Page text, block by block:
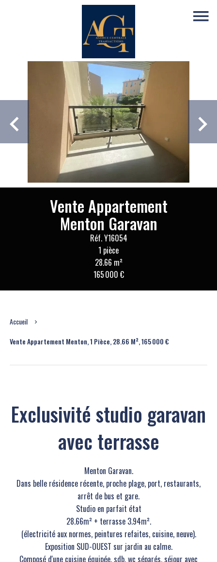
Vente Appartement
Menton Garavan
Réf. Y16054
1 pièce
28.66 m²
165 000 €
Accueil
Vente Appartement Menton, 1 Pièce, 28.66 M², 165 000 €
Exclusivité studio garavan
avec terrasse
Menton Garavan.
Dans belle résidence récente, proche plage, port, restaurants,
arrêt de bus et gare.
Studio en parfait état
28.66m² + terrasse 3.94m².
(électricité aux normes, peintures refaites, cuisine, neuve).
Exposition SUD-OUEST sur jardin au calme.
Composé d'une cuisine équipée, sdb, wc séparés, séjour avec